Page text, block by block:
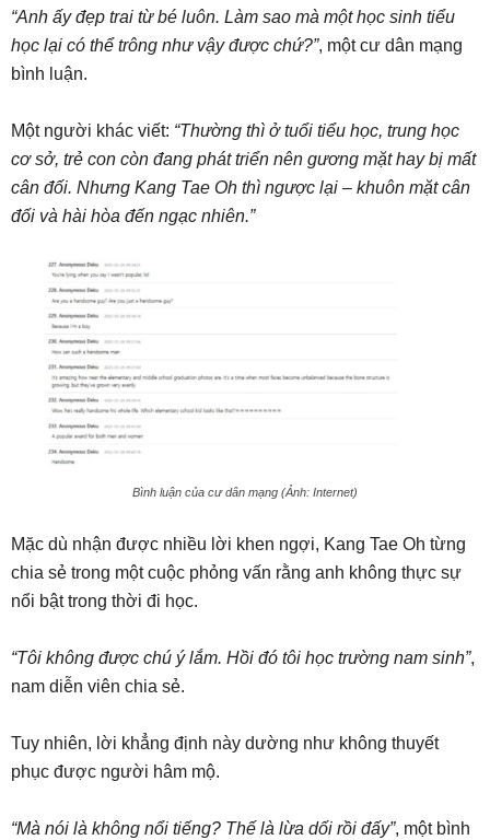
“Anh ấy đẹp trai từ bé luôn. Làm sao mà một học sinh tiểu
học lại có thể trông như vậy được chứ?”, một cư dân mạng
bình luận.
Một người khác viết: “Thường thì ở tuổi tiểu học, trung học
cơ sở, trẻ con còn đang phát triển nên gương mặt hay bị mất
cân đối. Nhưng Kang Tae Oh thì ngược lại – khuôn mặt cân
đối và hài hòa đến ngạc nhiên.”
Bình luận của cư dân mạng (Ảnh: Internet)
Mặc dù nhận được nhiều lời khen ngợi, Kang Tae Oh từng
chia sẻ trong một cuộc phỏng vấn rằng anh không thực sự
nổi bật trong thời đi học.
“Tôi không được chú ý lắm. Hồi đó tôi học trường nam sinh”,
nam diễn viên chia sẻ.
Tuy nhiên, lời khẳng định này dường như không thuyết
phục được người hâm mộ.
“Mà nói là không nổi tiếng? Thế là lừa dối rồi đấy”, một bình